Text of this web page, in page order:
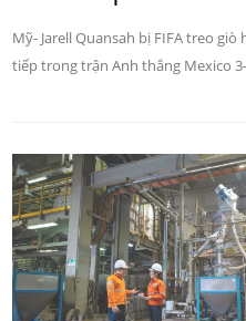
Mỹ- Jarell Quansah bị FIFA treo
tiếp trong trận Anh thắng Mexico